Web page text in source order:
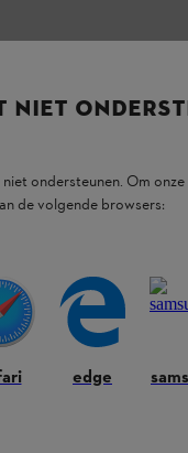
opladen
conciërge bent en in
accu’s hebt van het
je werkplaats of
STIHL AL 301-4 en
Aangezien dit het eerste
, hebben wij specifiek
STIHL AL 301-4
. Ook situationeel
gebruiksklaar zijn.
NIET
ondersteunen. Om
de volgende browsers:
edge